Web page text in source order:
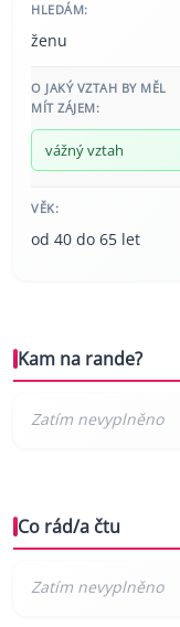
HLEDÁM:
ženu
O JAKÝ VZTAH BY MĚL
MÍT ZÁJEM:
vážný vztah
VĚK:
od 40 do 65 let
Kam na rande?
Co rád/a čtu